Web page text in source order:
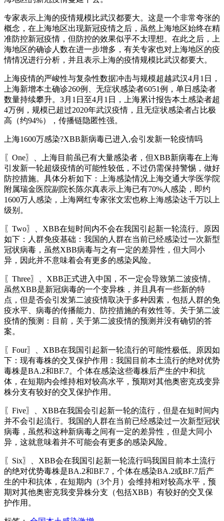
专家表示上海的疫情规模比武汉都要大。这是一个非常夸张的
概念，在上海地区出现新冠疫情之后，虽然上海地区始终在精
准防控新冠疫情，但防控的效果似乎不太理想。在此之后，上
海地区的确诊人数在进一步增多，有关专家也对上海地区的疫
情情况进行分析，并且表示上海的疫情规模比武汉都要大。
上海疫情的严峻性与复杂性数据冲击与规模超越武汉4月1日，
上海新增本土确诊260例、无症状感染者6051例，单日感染者
数量持续攀升。3月1日至4月1日，上海累计报告本土感染者超
4万例，规模已超过2020年武汉疫情，且无症状感染者占比极
高（约94%），传播链隐匿性强。
上海1600万感染?XBB新病毒已进入,会引发新一轮疫情吗
〖One〗、上海目前虽已有大量感染者，但XBB新病毒在上海
引发新一轮超级疫情的可能性较低，不过仍需保持警惕，做好
防控措施。具体分析如下：上海感染情况上海交通大学医学院
附属瑞金医院副院长陈尔真表示上海已有70%人感染，即约
1600万人感染，上海网红专家张文宏也称上海感染达千万以上
级别。
〖Two〗、XBB在短时间内不会在我国引起新一轮流行。原因
如下：人群免疫基础：我国的人群在当前已经感染过一次新型
冠状病毒，虽然XBB病毒与之有一定的差异性，但大同小
异，因此并不意味着会有更多的感染风险。
〖Three〗、XBB正式进入中国，不一定会导致第二波疫情。
虽然XBB是新冠病毒的一个变异株，并且具有一些新的特
点，但是否会引发第二波疫情取决于多种因素，包括人群的免
疫水平、病毒的传播能力、防控措施的有效性等。关于第二波
疫情的预测：目前，关于第二波疫情的预测并没有确切的答
案。
〖Four〗、XBB在我国引起新一轮流行的可能性极低。原因如
下：现有毒株的交叉保护作用：我国目前本土流行的绝对优势
毒株是BA.2和BF.7。个体在感染这些毒株后产生的中和抗
体，在短期内会维持相对较高水平，预期对其他奥密克戎变异
株分支有较好的交叉保护作用。
〖Five〗、XBB在我国会引起新一轮的流行，但是在短时间内
并不会引起流行。我国的人群在当前已经感染过一次新型冠状
病毒，虽然和这种新病毒之间有一定的差异性，但是大同小
异，这就意味着并不可能会有更多的感染风险。
〖Six〗、XBB会在我国引起新一轮流行吗我国目前本土流行
的绝对优势毒株是BA.2和BF.7，个体在感染BA.2或BF.7后产
生的中和抗体，在短期内（3个月）会维持相对较高水平，预
期对其他奥密克我变异株分支（包括XBB）有较好的交叉保
护作用。